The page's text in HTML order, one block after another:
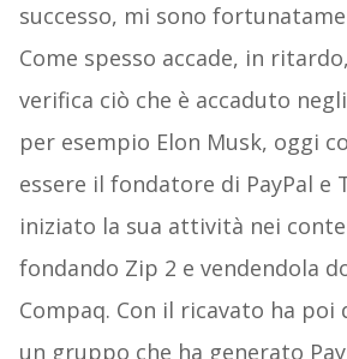
successo, mi sono
Come spesso accade, in
verifica ciò che è accaduto
per esempio Elon Musk, oggi
essere il fondatore di PayPal e
iniziato la sua attività nei
fondando Zip 2 e vendendola
Compaq. Con il ricavato ha poi
un gruppo che ha generato